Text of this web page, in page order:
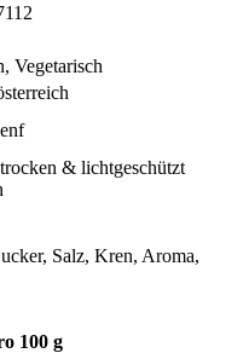
Vegetarisch
& lichtgeschützt
Salz, Kren, Aroma,
100 g